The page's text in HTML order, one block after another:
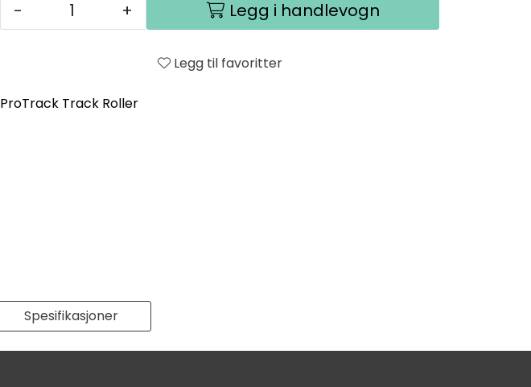
- + Legg i handlevogn
Legg til favoritter
ProTrack Track Roller
Spesifikasjoner